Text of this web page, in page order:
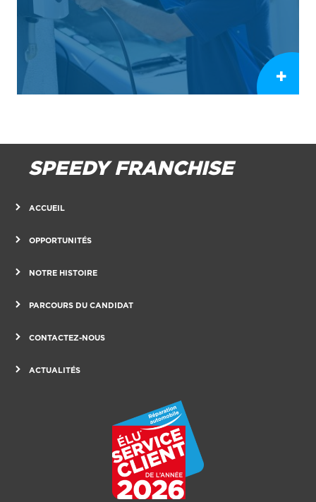
SPEEDY FRANCHISE
ACCUEIL
OPPORTUNITÉS
NOTRE HISTOIRE
PARCOURS DU CANDIDAT
CONTACTEZ-NOUS
ACTUALITÉS